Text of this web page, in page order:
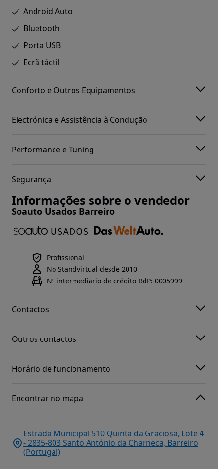
Android Auto
Bluetooth
Porta USB
Ecrã táctil
Conforto e Outros Equipamentos
Electrónica e Assistência à Condução
Performance e Tuning
Segurança
Informações sobre o vendedor
Soauto Usados Barreiro
Profissional
No Standvirtual desde 2010
Nº intermediário de crédito BdP: 0005999
Contactos
Outros contactos
Horário de funcionamento
Encontrar no mapa
Estrada Municipal 510 Quinta da Graciosa, Lote 4
- 2835-803 Santo António da Charneca, Barreiro
(Portugal)